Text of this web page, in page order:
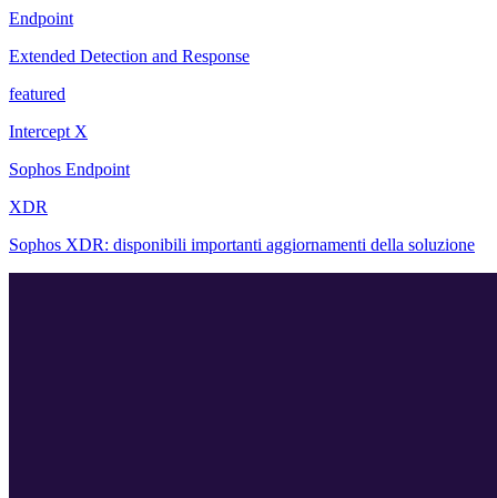
Endpoint
Extended Detection and Response
featured
Intercept X
Sophos Endpoint
XDR
Sophos XDR: disponibili importanti aggiornamenti della soluzione